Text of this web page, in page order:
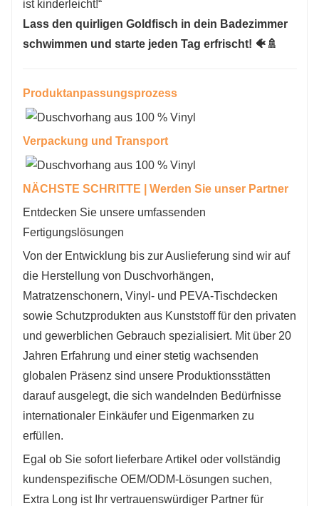
ist kinderleicht!“
Lass den quirligen Goldfisch in dein Badezimmer
schwimmen und starte jeden Tag erfrischt! 🐠🚿
Produktanpassungsprozess
Verpackung und Transport
NÄCHSTE SCHRITTE | Werden Sie unser Partner
Entdecken Sie unsere umfassenden
Fertigungslösungen
Von der Entwicklung bis zur Auslieferung sind wir auf
die Herstellung von Duschvorhängen,
Matratzenschonern, Vinyl- und PEVA-Tischdecken
sowie Schutzprodukten aus Kunststoff für den privaten
und gewerblichen Gebrauch spezialisiert. Mit über 20
Jahren Erfahrung und einer stetig wachsenden
globalen Präsenz sind unsere Produktionsstätten
darauf ausgelegt, die sich wandelnden Bedürfnisse
internationaler Einkäufer und Eigenmarken zu
erfüllen.
Egal ob Sie sofort lieferbare Artikel oder vollständig
kundenspezifische OEM/ODM-Lösungen suchen,
Extra Long ist Ihr vertrauenswürdiger Partner für